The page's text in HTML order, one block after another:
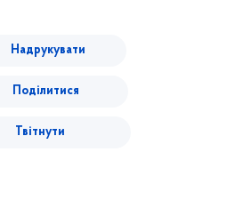
Надрукувати
Поділитися
Твітнути